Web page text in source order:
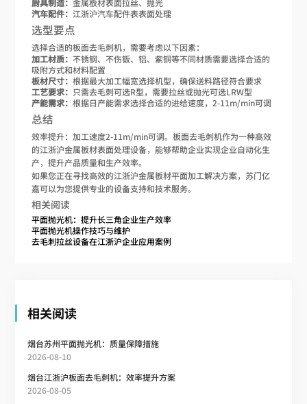
厨具制造：金属板材表面拉丝、抛光
汽车配件： 江浙沪汽车配件表表面处理
选型要点
选择合适的板面去毛刺机，需要考虑以下因素：
加工材质：不锈钢、不伤钣、铝、紫铜等不同材质需要选择合适的
吸附方式和材料配置
板材尺寸：根据最大加工幅宽选择机型，确保送料路径符合要求
工艺要求： 只需去毛刺可选R型，需要拉丝或抛光可选LRW型
产能需求：根据日产能需求选择合适的进给速度，2-11m/min可调
总结
效率提升：加工速度2-11m/min可调。板面去毛刺机作为一种高效
的江浙沪金属板材表面处理设备，能够帮助企业实现企业自动化生
产，提升产品质量和生产效率。
如果您正在寻找高效的江浙沪金属板材平面加工解决方案，苏门亿
嘉可以为您提供专业的设备支持和技术服务。
相关阅读
平面抛光机：提升长三角企业生产效率
平面抛光机操作技巧与维护
去毛刺拉丝设备在江浙沪企业应用案例
相关阅读
烟台苏州平面抛光机：质量保障措施
2026-08-10
烟台江浙沪板面去毛刺机：效率提升方案
2026-08-05